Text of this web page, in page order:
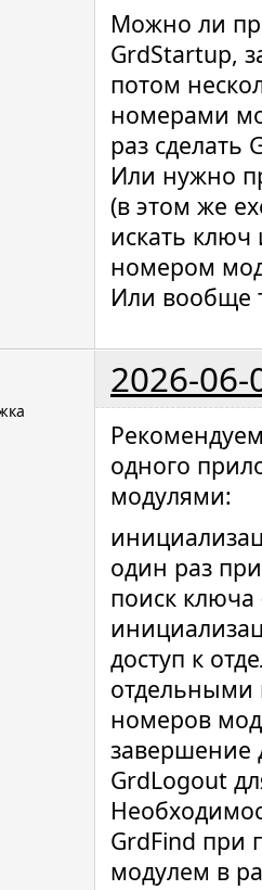
Можно ли
GrdStartup,
потом
номерами
раз сделать
Или нужно
(в этом же
искать
номером
Или вообще
2026-06-
одного
модулями:
один раз
поиск ключа
доступ к
отдельными
номеров
завершение
GrdLogout
GrdFind при
модулем в